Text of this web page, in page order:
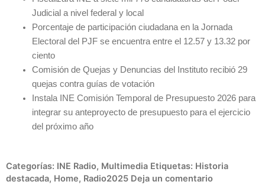
Judicial a nivel federal y local
Porcentaje de participación ciudadana en la Jornada
Electoral del PJF se encuentra entre el 12.57 y 13.32 por
ciento
Comisión de Quejas y Denuncias del Instituto recibió 29
quejas contra guías de votación
Instala INE Comisión Temporal de Presupuesto 2026 para
integrar su anteproyecto de presupuesto para el ejercicio
del próximo año
Categorías: INE Radio, Multimedia Etiquetas: Historia
destacada, Home, Radio2025 Deja un comentario